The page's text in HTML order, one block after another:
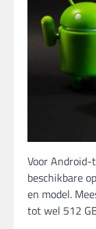
Voor
beschikbare
en model.
tot wel 512